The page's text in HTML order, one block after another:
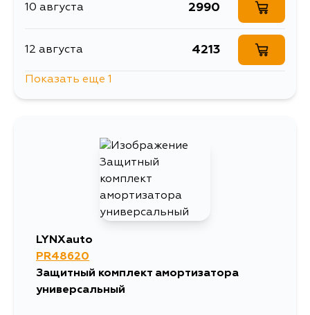
10 августа 2990
12 августа 4213
Показать еще 1
LYNXauto
PR48620
Защитный комплект амортизатора
универсальный